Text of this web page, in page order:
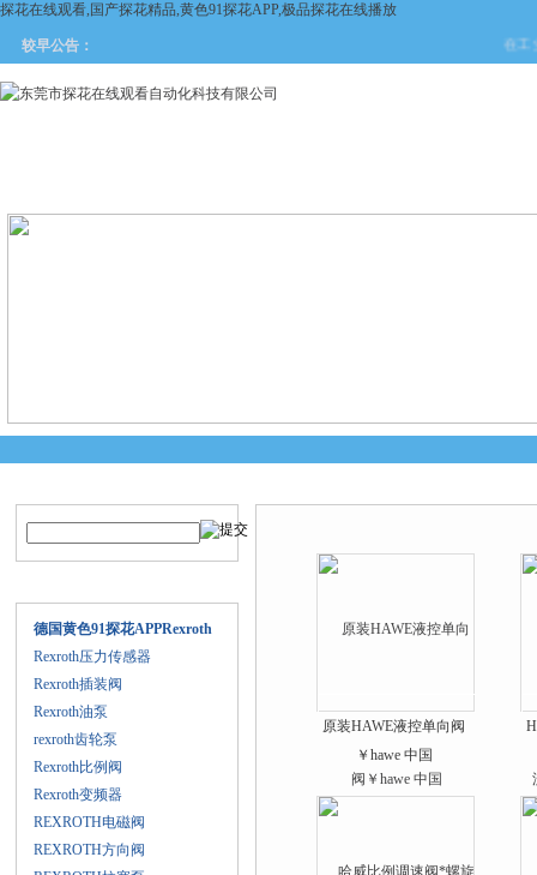
探花在线观看,国产探花精品,黄色91探花APP,极品探花在线播放
较早公告： 在工
德国黄色91探花APPRexroth
Rexroth压力传感器
Rexroth插装阀
Rexroth油泵
rexroth齿轮泵
Rexroth比例阀
Rexroth变频器
REXROTH电磁阀
REXROTH方向阀
原装HAWE液控单向阀
￥hawe 中国